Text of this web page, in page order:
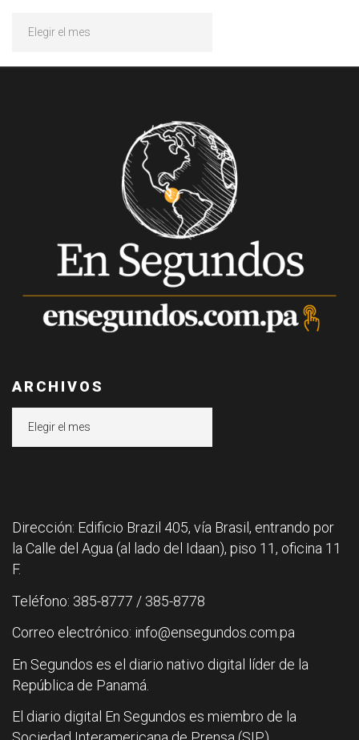
ARCHIVOS
Dirección: Edificio Brazil 405, vía Brasil, entrando por
la Calle del Agua (al lado del Idaan), piso 11, oficina 11
F.
Teléfono: 385-8777 / 385-8778
Correo electrónico: info@ensegundos.com.pa
En Segundos es el diario nativo digital líder de la
República de Panamá.
El diario digital En Segundos es miembro de la